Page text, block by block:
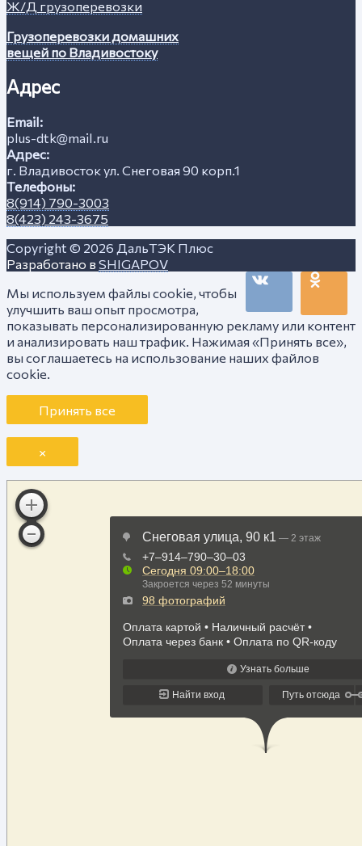
Ж/Д грузоперевозки
Грузоперевозки домашних
вещей по Владивостоку
Адрес
Email:
plus-dtk@mail.ru
Адрес:
г. Владивосток ул. Снеговая 90 корп.1
Телефоны:
8(914) 790-3003
8(423) 243-3675
Copyright © 2026 ДальТЭК Плюс
Разработано в SHIGAPOV
Мы используем файлы cookie, чтобы
улучшить ваш опыт просмотра,
показывать персонализированную рекламу или контент
и анализировать наш трафик. Нажимая «Принять все»,
вы соглашаетесь на использование наших файлов
cookie.
Принять все
×